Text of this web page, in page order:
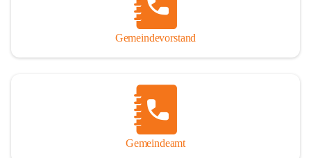
Gemeindevorstand
Gemeindeamt